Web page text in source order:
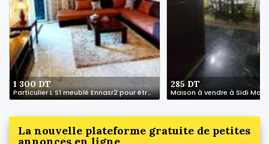
1 300 DT
Particulier L S1 meublé Ennasr2 pour étranger
285 DT
Maison à vendre à Sidi
La nouvelle plateforme gratuite de petites